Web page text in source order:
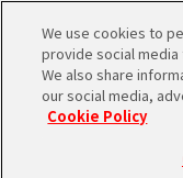
バンダイナムコID
We use cookies to
provide social
We also share
our social media,
Cookie Policy